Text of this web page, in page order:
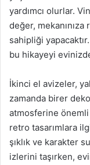
yardımcı olurlar.
değer,
sahipliği
bu hikayeyi
İkinci el avizeler,
zamanda birer
atmosferine önemli
retro tasarımlara
şıklık ve karakter
izlerini taşırken,